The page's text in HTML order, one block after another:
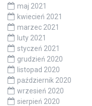
maj 2021
kwiecień 2021
marzec 2021
luty 2021
styczeń 2021
grudzień 2020
listopad 2020
październik 2020
wrzesień 2020
sierpień 2020